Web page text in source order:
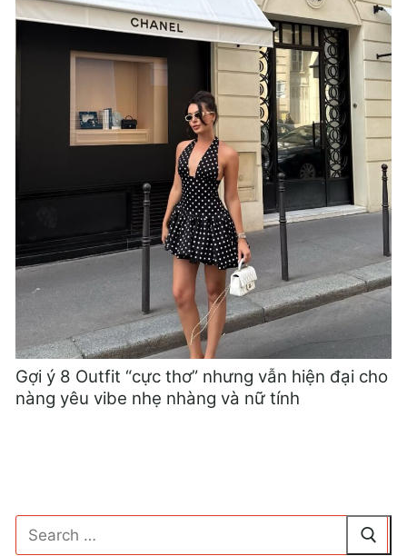
Gợi ý 8 Outfit “cực thơ” nhưng vẫn hiện đại cho
nàng yêu vibe nhẹ nhàng và nữ tính
Tìm
kiếm